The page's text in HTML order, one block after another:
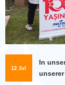
12 Jul
In